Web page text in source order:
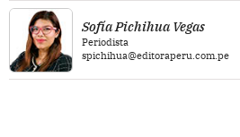
Sofía Pichihua Vegas
Periodista
spichihua@editoraperu.com.pe